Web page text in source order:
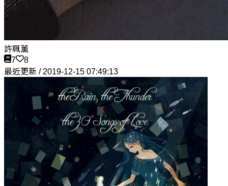
許珮薰
7
8
最近更新 / 2019-12-15 07:49:13